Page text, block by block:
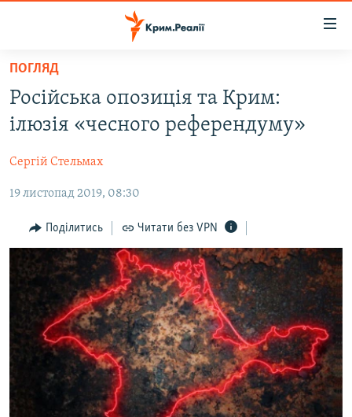
Перейти
основного
матеріалу
до
навігації
Перейти
пошуку
ПОЛІТИКА
БЛОГИ
ПОГЛЯД
ІНТЕРВ'Ю
ВСЕ ЗА ДЕНЬ
СПЕЦПРОЕКТИ
ДЕПОРТАЦІЯ
ВІДЕОУРОКИ «ELIFBE»
СВІДЧЕННЯ ОКУПАЦІЇ
ЯК ОБІЙТИ БЛОКУВАННЯ
Русский
Qırımtatar
ПОГЛЯД
Російська опозиція та Крим:
ілюзія «чесного референдуму»
Сергій Стельмах
19 листопад 2019, 08:30
Поділитись Читати без VPN